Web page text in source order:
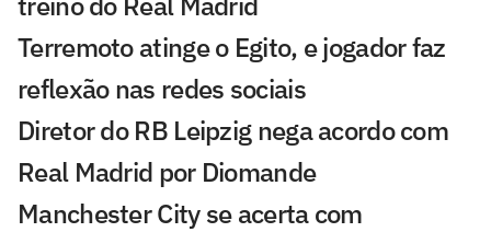
Terremoto atinge o Egito, e jogador faz
reflexão nas redes sociais
Diretor do RB Leipzig nega acordo com
Real Madrid por Diomande
Manchester City se acerta com